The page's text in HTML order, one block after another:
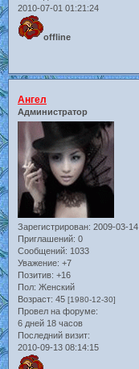
2010-07-01 01:21:24
offline
Ангел
Администратор
Зарегистрирован: 2009-03-14
Приглашений: 0
Сообщений: 1033
Уважение: +7
Позитив: +16
Пол: Женский
Возраст: 45 [1980-12-30]
Провел на форуме:
6 дней 18 часов
Последний визит:
2010-09-13 08:14:15